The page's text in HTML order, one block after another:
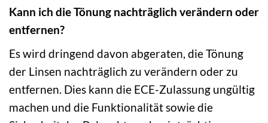
Kann ich die Tönung nachträglich verändern oder
entfernen?
Es wird dringend davon abgeraten, die Tönung
der Linsen nachträglich zu verändern oder zu
entfernen. Dies kann die ECE-Zulassung ungültig
machen und die Funktionalität sowie die